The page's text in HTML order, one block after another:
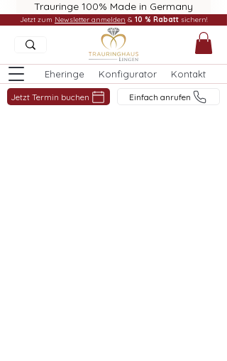
Trauringe 100% Made in Germany
Eheringe Konfigurator Kontakt
Jetzt Termin buchen Einfach anrufen
Jetzt zum Newsletter anmelden & 10 % Rabatt sichern!